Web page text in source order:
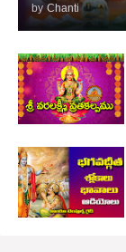
by Chanti